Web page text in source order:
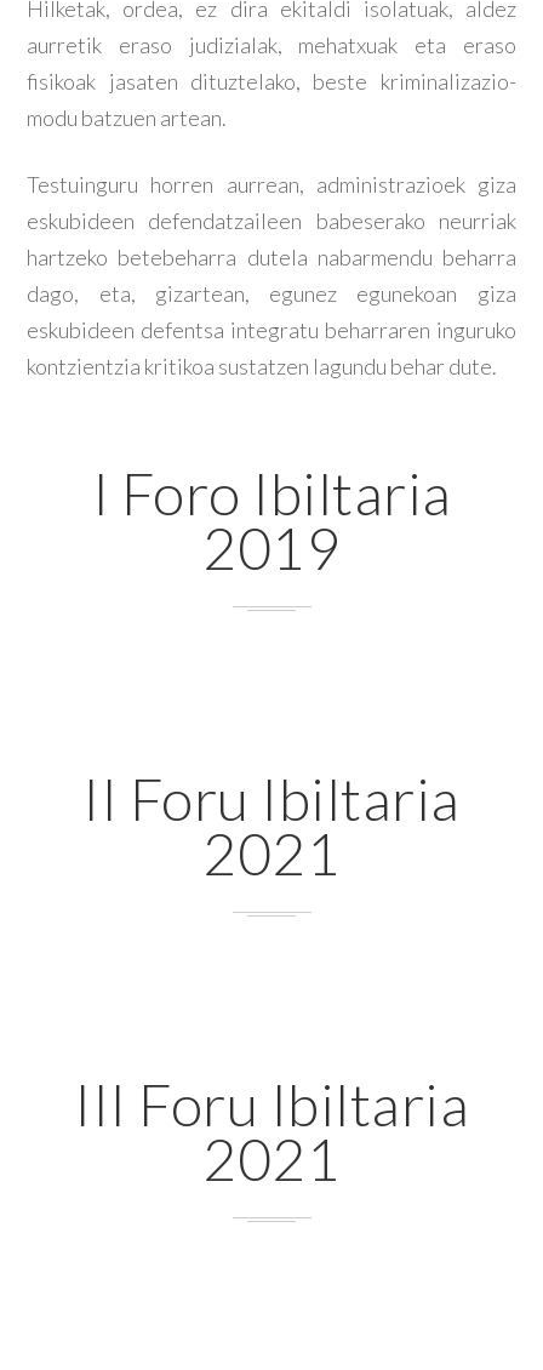
Hilketak, ordea, ez dira ekitaldi isolatuak, aldez
aurretik eraso judizialak, mehatxuak eta eraso
fisikoak jasaten dituztelako, beste kriminalizazio-
modu batzuen artean.
Testuinguru horren aurrean, administrazioek giza
eskubideen defendatzaileen babeserako neurriak
hartzeko betebeharra dutela nabarmendu beharra
dago, eta, gizartean, egunez egunekoan giza
eskubideen defentsa integratu beharraren inguruko
kontzientzia kritikoa sustatzen lagundu behar dute.
I Foro Ibiltaria
2019
II Foru Ibiltaria
2021
III Foru Ibiltaria
2021